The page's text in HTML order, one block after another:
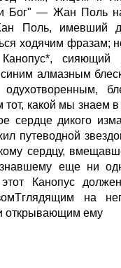
Бог" — Жан Поль
Поль, имевший
ходячим фразам;
алмазным
тот, какой мы знаем
сердце дикого
путеводной
сердцу,
еще ни
Канопус
на
открывающим ему